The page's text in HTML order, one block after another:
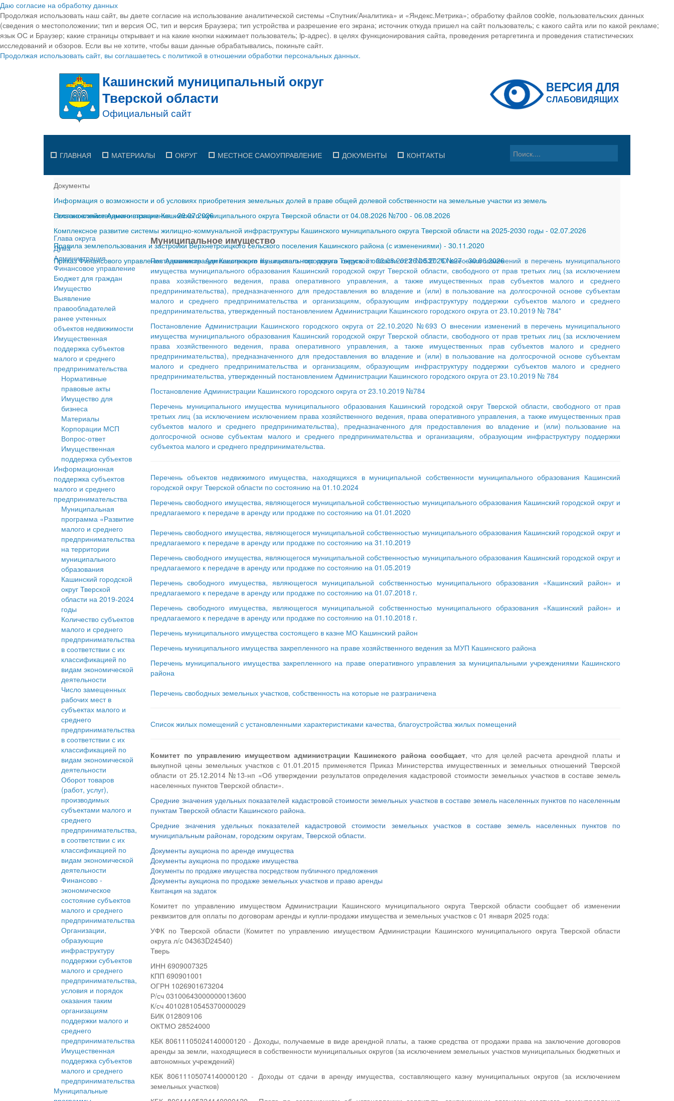
Даю согласие на обработку данных
Продолжая использовать наш сайт, вы даете согласие на использование аналитической системы «Спутник/Аналитика» и «Яндекс.Метрика»; обработку файлов cookie, пользовательских данных
(сведения о местоположении; тип и версия ОС, тип и версия Браузера; тип устройства и разрешение его экрана; источник откуда пришел на сайт пользователь; с какого сайта или по какой рекламе;
язык ОС и Браузер; какие страницы открывает и на какие кнопки нажимает пользователь; ip-адрес). в целях функционирования сайта, проведения ретаргетинга и проведения статистических
исследований и обзоров. Если вы не хотите, чтобы ваши данные обрабатывались, покиньте сайт.
Продолжая использовать сайт, вы соглашаетесь с политикой в отношении обработки персональных данных.
ГЛАВНАЯ МАТЕРИАЛЫ ОКРУГ МЕСТНОЕ САМОУПРАВЛЕНИЕ ДОКУМЕНТЫ КОНТАКТЫ
Документы
Информация о возможности и об условиях приобретения земельных долей в праве общей долевой собственности на земельные участки из земель
сельскохозяйственного назначения-29.07.2026
Постановление Администрации Кашинского муниципального округа Тверской области от 04.08.2026 №700 - 06.08.2026
Комплексное развитие системы жилищно-коммунальной инфраструктуры Кашинского муниципального округа Тверской области на 2025-2030 годы - 02.07.2026
Правила землепользования и застройки Верхнетроицкого сельского поселения Кашинского района (с изменениями) - 30.11.2020
Приказ Финансового управления Администрации Кашинского муниципального округа Тверской области от 26.06.2026 №27-30.06.2026
Глава округа
Дума
Администрация
Финансовое управление
Бюджет для граждан
Имущество
Выявление
правообладателей
ранее учтенных
объектов недвижимости
Имущественная
поддержка субъектов
малого и среднего
предпринимательства
Нормативные
правовые акты
Имущество для
бизнеса
Материалы
Корпорации МСП
Вопрос-ответ
Имущественная
поддержка субъектов
Информационная
поддержка субъектов
малого и среднего
предпринимательства
Муниципальная
программа «Развитие
малого и среднего
предпринимательства
на территории
муниципального
образования
Кашинский городской
округ Тверской
области на 2019-2024
годы
Количество субъектов
малого и среднего
предпринимательства
в соответствии с их
классификацией по
видам экономической
деятельности
Число замещенных
рабочих мест в
субъектах малого и
среднего
предпринимательства
в соответствии с их
классификацией по
видам экономической
деятельности
Оборот товаров
(работ, услуг),
производимых
субъектами малого и
среднего
предпринимательства,
в соответствии с их
классификацией по
видам экономической
деятельности
Финансово -
экономическое
состояние субъектов
малого и среднего
предпринимательства
Организации,
образующие
инфраструктуру
поддержки субъектов
малого и среднего
предпринимательства,
условия и порядок
оказания таким
организациям
поддержки малого и
среднего
предпринимательства
Имущественная
поддержка субъектов
малого и среднего
предпринимательства
Муниципальные
Муниципальное имущество
Постановление Администрации Кашинского городского округа от 22.08.2023 №537 "О внесении изменений в перечень муниципального
имущества муниципального образования Кашинский городской округ Тверской области, свободного от прав третьих лиц (за исключением
права хозяйственного ведения, права оперативного управления, а также имущественных прав субъектов малого и среднего
предпринимательства), предназначенного для предоставления во владение и (или) в пользование на долгосрочной основе субъектам
малого и среднего предпринимательства и организациям, образующим инфраструктуру поддержки субъектов малого и среднего
предпринимательства, утвержденный постановлением Администрации Кашинского городского округа от 23.10.2019 № 784"
Постановление Администрации Кашинского городского округа от 22.10.2020 №693 О внесении изменений в перечень муниципального
имущества муниципального образования Кашинский городской округ Тверской области, свободного от прав третьих лиц (за исключением
права хозяйственного ведения, права оперативного управления, а также имущественных прав субъектов малого и среднего
предпринимательства), предназначенного для предоставления во владение и (или) в пользование на долгосрочной основе субъектам
малого и среднего предпринимательства и организациям, образующим инфраструктуру поддержки субъектов малого и среднего
предпринимательства, утвержденный постановлением Администрации Кашинского городского округа от 23.10.2019 № 784
Постановление Администрации Кашинского городского округа от 23.10.2019 №784
Перечень муниципального имущества муниципального образования Кашинский городской округ Тверской области, свободного от прав
третьих лиц (за исключением исключением права хозяйственного ведения, права оперативного управления, а также имущественных прав
субъектов малого и среднего предпринимательства), предназначенного для предоставления во владение и (или) пользование на
долгосрочной основе субъектам малого и среднего предпринимательства и организациям, образующим инфраструктуру поддержки
субъектоа малого и среднего предпринимательства.
Перечень объектов недвижимого имущества, находящихся в муниципальной собственности муниципального образования Кашинский
городской округ Тверской области по состоянию на 01.10.2024
Перечень свободного имущества, являющегося муниципальной собственностью муниципального образования Кашинский городской округ и
предлагаемого к передаче в аренду или продаже по состоянию на 01.01.2020
Перечень свободного имущества, являющегося муниципальной собственностью муниципального образования Кашинский городской округ и
предлагаемого к передаче в аренду или продаже по состоянию на 31.10.2019
Перечень свободного имущества, являющегося муниципальной собственностью муниципального образования Кашинский городской округ и
предлагаемого к передаче в аренду или продаже по состоянию на 01.05.2019
Перечень свободного имущества, являющегося муниципальной собственностью муниципального образования «Кашинский район» и
предлагаемого к передаче в аренду или продаже по состоянию на 01.07.2018 г.
Перечень свободного имущества, являющегося муниципальной собственностью муниципального образования «Кашинский район» и
предлагаемого к передаче в аренду или продаже по состоянию на 01.10.2018 г.
Перечень муниципального имущества состоящего в казне МО Кашинский район
Перечень муниципального имущества закрепленного на праве хозяйственного ведения за МУП Кашинского района
Перечень муниципального имущества закрепленного на праве оперативного управления за муниципальными учреждениями Кашинского
района
Перечень свободных земельных участков, собственность на которые не разграничена
Список жилых помещений с установленными характеристиками качества, благоустройства жилых помещений
Комитет по управлению имуществом администрации Кашинского района сообщает, что для целей расчета арендной платы и
выкупной цены земельных участков с 01.01.2015 применяется Приказ Министерства имущественных и земельных отношений Тверской
области от 25.12.2014 №13-нп «Об утверждении результатов определения кадастровой стоимости земельных участков в составе земель
населенных пунктов Тверской области».
Средние значения удельных показателей кадастровой стоимости земельных участков в составе земель населенных пунктов по населенным
пунктам Тверской области Кашинского района.
Cредние значения удельных показателей кадастровой стоимости земельных участков в составе земель населенных пунктов по
муниципальным районам, городским округам, Тверской области.
Документы аукциона по аренде имущества
Документы аукциона по продаже имущества
Документы по продаже имущества посредством публичного предложения
Документы аукциона по продаже земельных участков и право аренды
Квитанция на задаток
Комитет по управлению имуществом Администрации Кашинского муниципального округа Тверской области сообщает об изменении
реквизитов для оплаты по договорам аренды и купли-продажи имущества и земельных участков с 01 января 2025 года:
УФК по Тверской области (Комитет по управлению имуществом Администрации Кашинского муниципального округа Тверской области
округа л/с 04363D24540)
Тверь
ИНН 6909007325
КПП 690901001
ОГРН 1026901673204
Р/сч 03100643000000013600
К/сч 40102810545370000029
БИК 012809106
ОКТМО 28524000
КБК 80611105024140000120 - Доходы, получаемые в виде арендной платы, а также средства от продажи права на заключение договоров
аренды за земли, находящиеся в собственности муниципальных округов (за исключением земельных участков муниципальных бюджетных и
автономных учреждений)
КБК 80611105074140000120 - Доходы от сдачи в аренду имущества, составляющего казну муниципальных округов (за исключением
земельных участков)